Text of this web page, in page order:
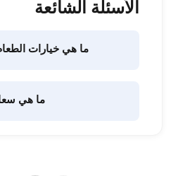
الأسئلة الشائعة
ما هي خيارات
ما هي